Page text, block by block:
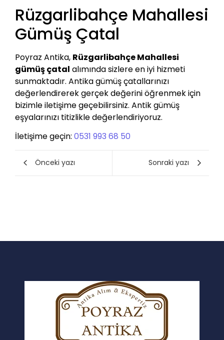
Rüzgarlibahçe Mahallesi
Gümüş Çatal
Poyraz Antika, Rüzgarlibahçe Mahallesi
gümüş çatal alımında sizlere en iyi hizmeti
sunmaktadır. Antika gümüş çatallarınızı
değerlendirerek gerçek değerini öğrenmek için
bizimle iletişime geçebilirsiniz. Antik gümüş
eşyalarınızı titizlikle değerlendiriyoruz.
İletişime geçin: 0531 993 68 50
Önceki yazı Sonraki yazı